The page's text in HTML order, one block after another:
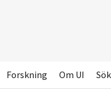
Forskning Om UI Sök